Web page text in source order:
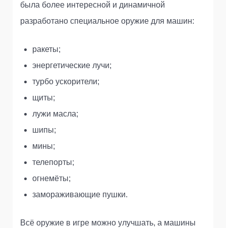
была более интересной и динамичной
разработано специальное оружие для машин:
ракеты;
энергетические лучи;
турбо ускорители;
щиты;
лужи масла;
шипы;
мины;
телепорты;
огнемёты;
замораживающие пушки.
Всё оружие в игре можно улучшать, а машины